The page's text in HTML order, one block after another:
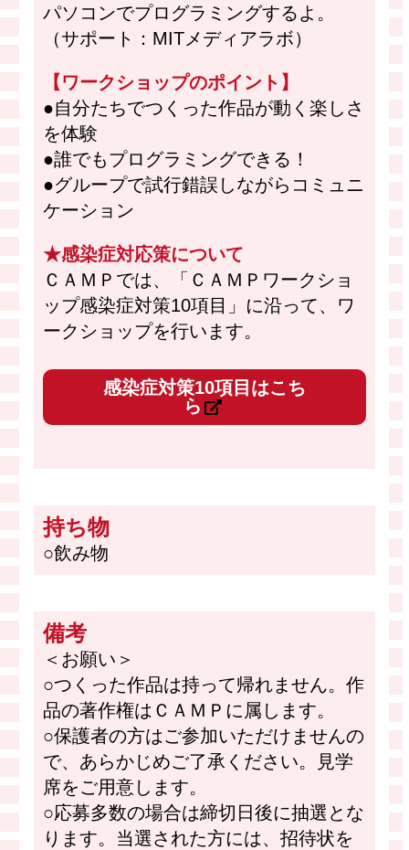
パソコンでプログラミングするよ。
（サポート：MITメディアラボ）
【ワークショップのポイント】
●自分たちでつくった作品が動く楽しさ
を体験
●誰でもプログラミングできる！
●グループで試行錯誤しながらコミュニ
ケーション
★感染症対応策について
ＣＡＭＰでは、「ＣＡＭＰワークショ
ップ感染症対策10項目」に沿って、ワ
ークショップを行います。
感染症対策10項目はこち
ら
持ち物
○飲み物
備考
＜お願い＞
○つくった作品は持って帰れません。作
品の著作権はＣＡＭＰに属します。
○保護者の方はご参加いただけませんの
で、あらかじめご了承ください。見学
席をご用意します。
○応募多数の場合は締切日後に抽選とな
ります。当選された方には、招待状を